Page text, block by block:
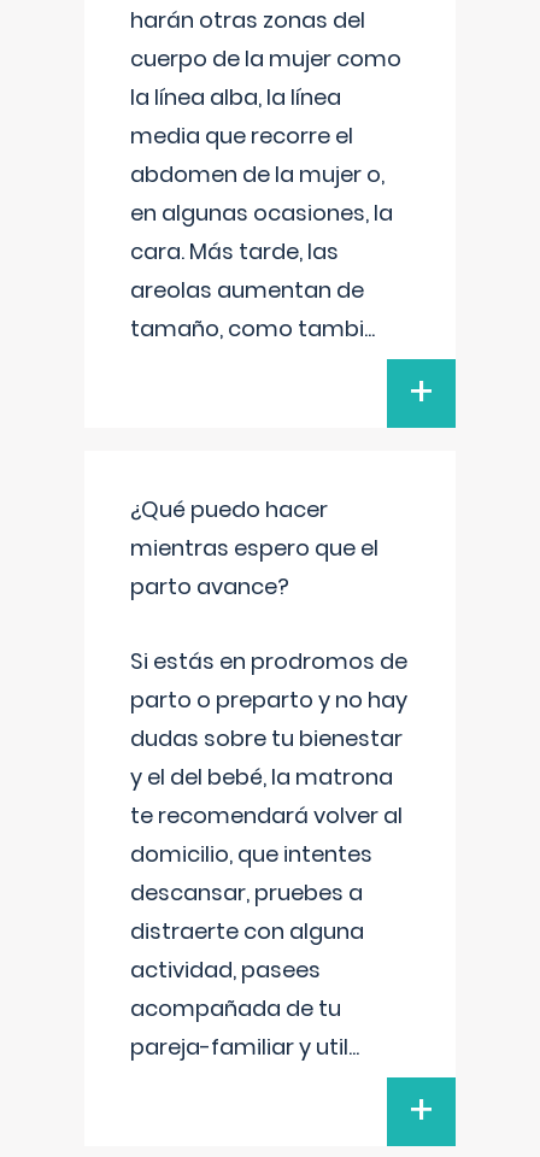
harán otras zonas del
cuerpo de la mujer como
la línea alba, la línea
media que recorre el
abdomen de la mujer o,
en algunas ocasiones, la
cara. Más tarde, las
areolas aumentan de
tamaño, como tambi...
+
¿Qué puedo hacer
mientras espero que el
parto avance?
Si estás en prodromos de
parto o preparto y no hay
dudas sobre tu bienestar
y el del bebé, la matrona
te recomendará volver al
domicilio, que intentes
descansar, pruebes a
distraerte con alguna
actividad, pasees
acompañada de tu
pareja-familiar y util...
+